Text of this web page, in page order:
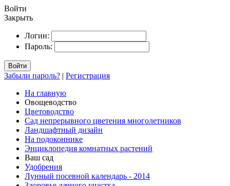
Войти
Закрыть
Логин:
Пароль:
Войти
Забыли пароль? | Регистрация
На главную
Овощеводство
Цветоводство
Сад непрерывного цветения многолетников
Ландшафтный дизайн
На подоконнике
Энциклопедия комнатных растений
Ваш сад
Удобрения
Лунный посевной календарь - 2014